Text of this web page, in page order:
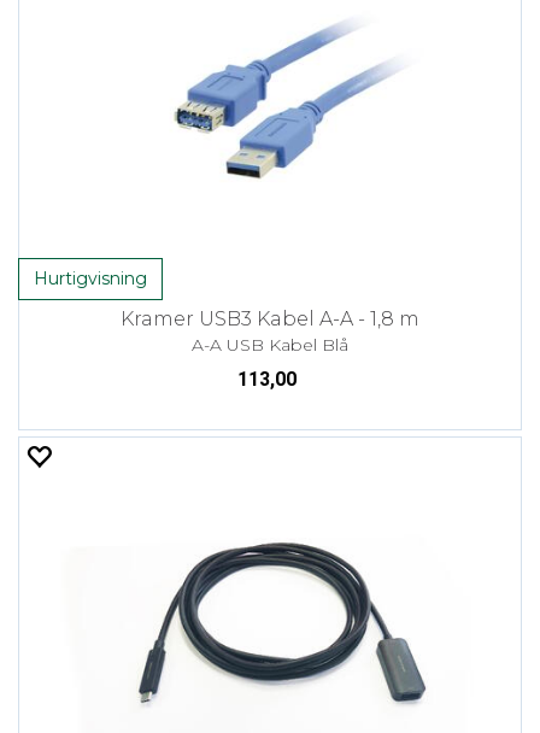
Hurtigvisning
Kramer USB3 Kabel A-A - 1,8 m
A-A USB Kabel Blå
113,00